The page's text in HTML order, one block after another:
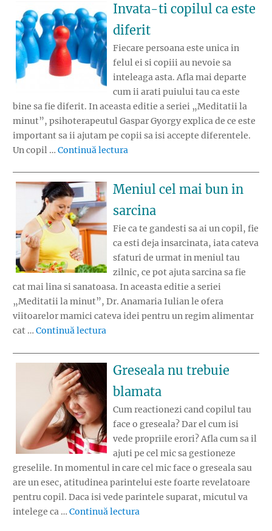
Invata-ti copilul ca este
diferit
Fiecare persoana este unica in
felul ei si copiii au nevoie sa
inteleaga asta. Afla mai departe
cum ii arati puiului tau ca este
bine sa fie diferit. In aceasta editie a seriei „Meditatii la
minut”, psihoterapeutul Gaspar Gyorgy explica de ce este
important sa ii ajutam pe copii sa isi accepte diferentele.
Un copil … Continuă lectura
Meniul cel mai bun in
sarcina
Fie ca te gandesti sa ai un copil, fie
ca esti deja insarcinata, iata cateva
sfaturi de urmat in meniul tau
zilnic, ce pot ajuta sarcina sa fie
cat mai lina si sanatoasa. In aceasta editie a seriei
„Meditatii la minut”, Dr. Anamaria Iulian le ofera
viitoarelor mamici cateva idei pentru un regim alimentar
cat … Continuă lectura
Greseala nu trebuie
blamata
Cum reactionezi cand copilul tau
face o greseala? Dar el cum isi
vede propriile erori? Afla cum sa il
ajuti pe cel mic sa gestioneze
greselile. In momentul in care cel mic face o greseala sau
are un esec, atitudinea parintelui este foarte revelatoare
pentru copil. Daca isi vede parintele suparat, micutul va
intelege ca … Continuă lectura